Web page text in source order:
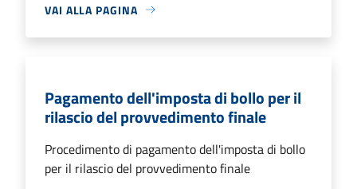
VAI ALLA PAGINA
Pagamento dell'imposta di bollo per il
rilascio del provvedimento finale
Procedimento di pagamento dell'imposta di bollo
per il rilascio del provvedimento finale